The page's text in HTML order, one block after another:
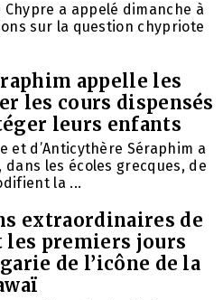
Chypre a appelé dimanche à
sur la question chypriote
appelle les
les cours dispensés
leurs enfants
et d’Anticythère Séraphim a
les écoles grecques, de
la ...
extraordinaires de
les premiers jours
de l’icône de la